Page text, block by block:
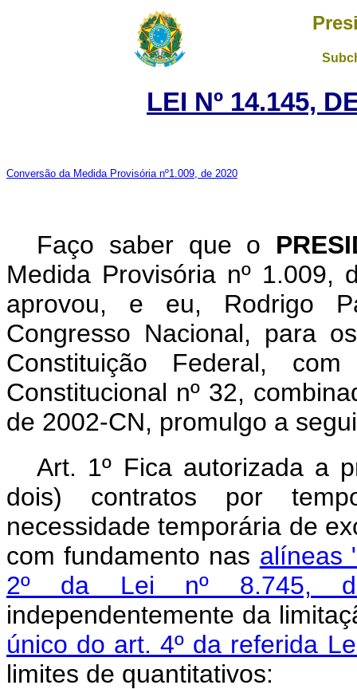
LEI Nº 14.145,
Conversão da Medida Provisória nº1.009, de 2020
Faço saber que o
Medida Provisória nº 1.009,
aprovou, e eu, Rodrigo
Congresso Nacional, para
Constituição Federal,
Constitucional nº 32,
de 2002-CN, promulgo a
Art. 1º Fica autorizada a
dois) contratos por
necessidade temporária de
com fundamento nas alíneas
2º da Lei nº 8.745,
independentemente da
único do art. 4º da referida
limites de quantitativos: